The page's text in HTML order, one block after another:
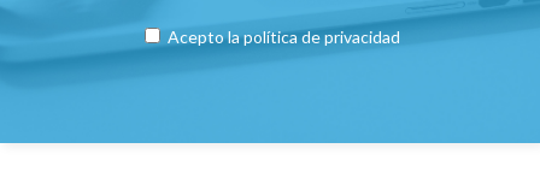
Acepto lapolítica de privacidad